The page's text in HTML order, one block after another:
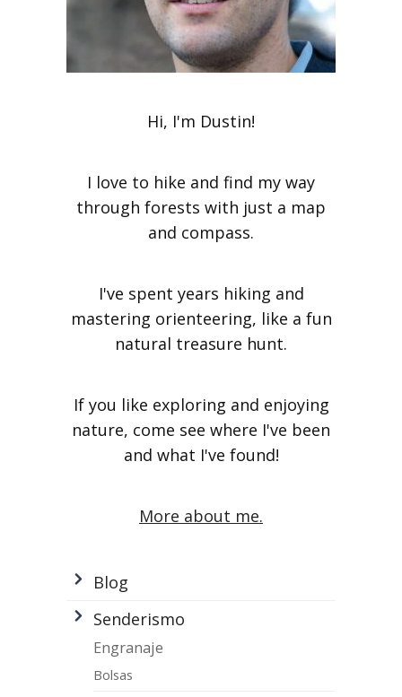
Hi, I'm Dustin!
I love to hike and find my way
through forests with just a map
and compass.
I've spent years hiking and
mastering orienteering, like a fun
natural treasure hunt.
If you like exploring and enjoying
nature, come see where I've been
and what I've found!
More about me.
Blog
Senderismo
Engranaje
Bolsas